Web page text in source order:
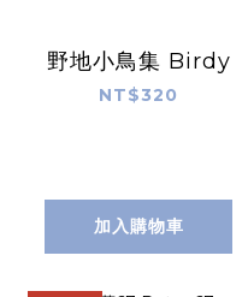
野地小鳥集 Birdy
NT$320
加入購物車